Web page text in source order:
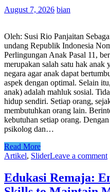
August 7, 2026 bian
Oleh: Susi Rio Panjaitan
undang Republik Indonesia
Perlingungan Anak Pasal 11,
merupakan salah satu hak
negara agar anak dapat
aspek dengan optimal. Selain
anak) adalah mahluk sosial.
hidup sendiri. Setiap orang,
membutuhkan orang lain.
kebutuhan setiap orang.
psikolog dan…
Read More
Artikel, SliderLeave a comment
Edukasi Remaja: